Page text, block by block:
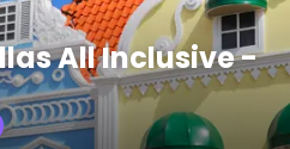
All Inclusive -